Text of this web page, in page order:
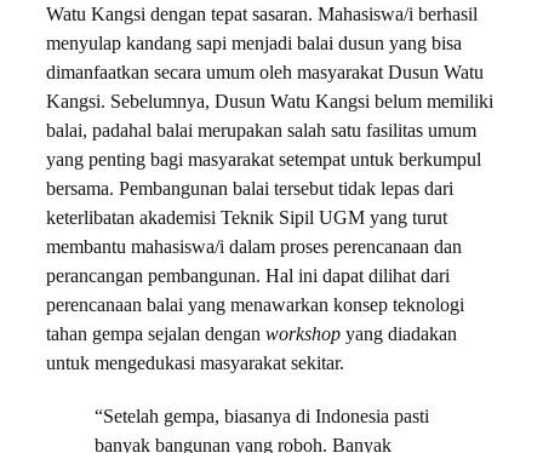
Watu Kangsi dengan tepat sasaran. Mahasiswa/i berhasil
menyulap kandang sapi menjadi balai dusun yang bisa
dimanfaatkan secara umum oleh masyarakat Dusun Watu
Kangsi. Sebelumnya, Dusun Watu Kangsi belum memiliki
balai, padahal balai merupakan salah satu fasilitas umum
yang penting bagi masyarakat setempat untuk berkumpul
bersama. Pembangunan balai tersebut tidak lepas dari
keterlibatan akademisi Teknik Sipil UGM yang turut
membantu mahasiswa/i dalam proses perencanaan dan
perancangan pembangunan. Hal ini dapat dilihat dari
perencanaan balai yang menawarkan konsep teknologi
tahan gempa sejalan dengan workshop yang diadakan
untuk mengedukasi masyarakat sekitar.
“Setelah gempa, biasanya di Indonesia pasti
banyak bangunan yang roboh. Banyak